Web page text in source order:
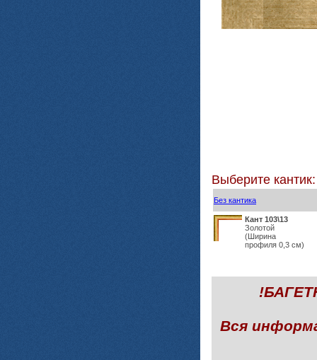
Выберите кантик:
Без кантика
Кант 103\13
Золотой
(Ширина
профиля 0,3 см)
Вся